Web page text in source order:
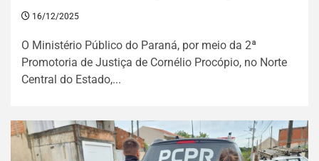
16/12/2025
O Ministério Público do Paraná, por meio da 2ª
Promotoria de Justiça de Cornélio Procópio, no Norte
Central do Estado,...